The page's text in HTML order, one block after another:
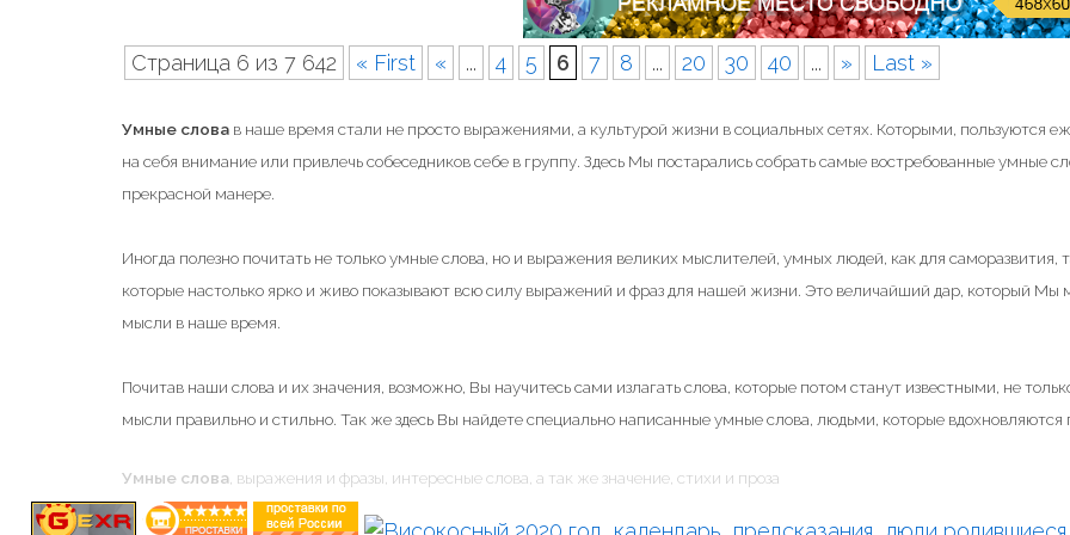
Страница 6 из 7 642 « First « ... 4 5 6 7 8 ... 20 30 40 ... » Last »
Умные слова в наше время стали не просто выражениями, а культурой жизни в социальных сетях. Которыми, пользуются
на себя внимание или привлечь собеседников себе в группу. Здесь Мы постарались собрать самые востребованные умные
прекрасной манере.
Иногда полезно почитать не только умные слова, но и выражения великих мыслителей, умных людей, как для саморазвития,
которые настолько ярко и живо показывают всю силу выражений и фраз для нашей жизни. Это величайший дар, который
мысли в наше время.
Почитав наши слова и их значения, возможно, Вы научитесь сами излагать слова, которые потом станут известными, не
мысли правильно и стильно. Так же здесь Вы найдете специально написанные умные слова, людьми, которые вдохновляются
Умные слова , выражения и фразы, интересные слова, а так же значение, стихи и проза